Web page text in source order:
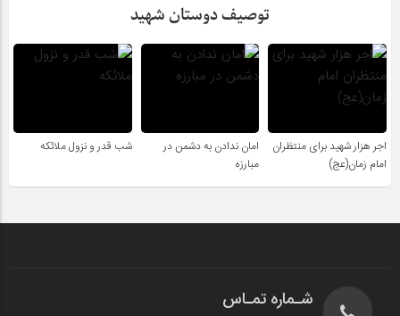
توصیف دوستان شهید
اجر هزار شهید برای منتظران
امام زمان(عج)
امان ندادن به دشمن در
مبارزه
شب قدر و نزول ملائکه
شـماره تمـاس